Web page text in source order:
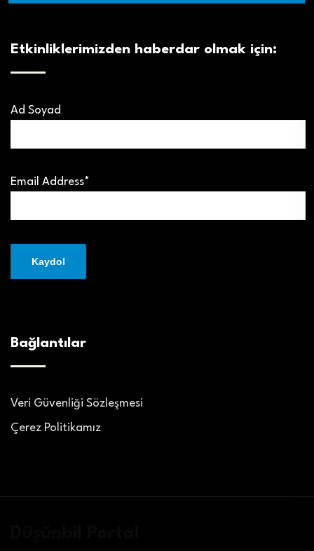
Etkinliklerimizden haberdar olmak için:
Ad Soyad
Email Address*
Bağlantılar
Veri Güvenliği Sözleşmesi
Çerez Politikamız